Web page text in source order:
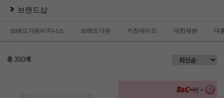
브랜드샵
브레드가든비지니스 브레드가든 키친에이드 대한제분 대
총 350개